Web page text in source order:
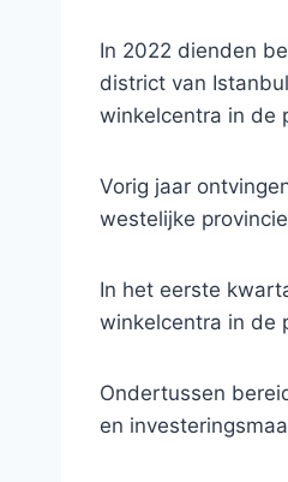
In 2022 dienden
district van
winkelcentra in de
Vorig jaar
westelijke
In het eerste
winkelcentra in de
Ondertussen
en